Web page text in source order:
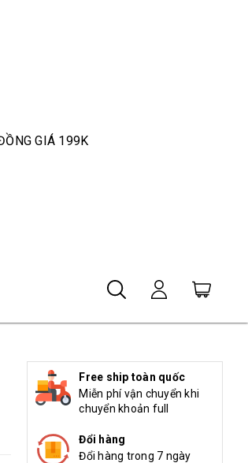
GIÁ 199K
Free ship toàn quốc
Miễn phí vận chuyển khi
chuyển khoản full
Đổi hàng
Đổi hàng trong 7 ngày